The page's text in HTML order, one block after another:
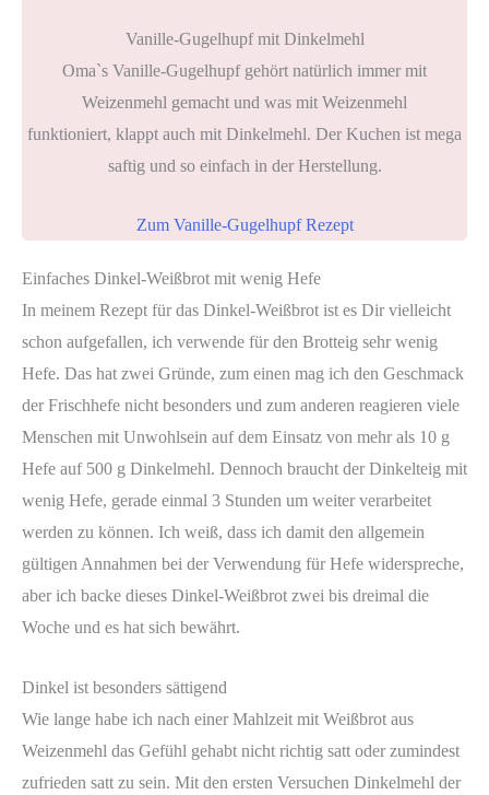
Vanille-Gugelhupf mit Dinkelmehl
Oma`s Vanille-Gugelhupf gehört natürlich immer mit
Weizenmehl gemacht und was mit Weizenmehl
funktioniert, klappt auch mit Dinkelmehl. Der Kuchen ist mega
saftig und so einfach in der Herstellung.
Zum Vanille-Gugelhupf Rezept
Einfaches Dinkel-Weißbrot mit wenig Hefe
In meinem Rezept für das Dinkel-Weißbrot ist es Dir vielleicht
schon aufgefallen, ich verwende für den Brotteig sehr wenig
Hefe. Das hat zwei Gründe, zum einen mag ich den Geschmack
der Frischhefe nicht besonders und zum anderen reagieren viele
Menschen mit Unwohlsein auf dem Einsatz von mehr als 10 g
Hefe auf 500 g Dinkelmehl. Dennoch braucht der Dinkelteig mit
wenig Hefe, gerade einmal 3 Stunden um weiter verarbeitet
werden zu können. Ich weiß, dass ich damit den allgemein
gültigen Annahmen bei der Verwendung für Hefe widerspreche,
aber ich backe dieses Dinkel-Weißbrot zwei bis dreimal die
Woche und es hat sich bewährt.
Dinkel ist besonders sättigend
Wie lange habe ich nach einer Mahlzeit mit Weißbrot aus
Weizenmehl das Gefühl gehabt nicht richtig satt oder zumindest
zufrieden satt zu sein. Mit den ersten Versuchen Dinkelmehl der